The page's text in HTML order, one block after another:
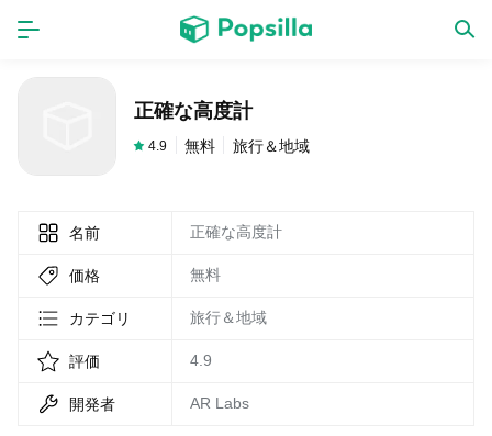
新作
LINE無料スタンプ
正確な高度計
4.9 無料 旅行＆地域
名前 正確な高度計
価格 無料
カテゴリ 旅行＆地域
評価 4.9
開発者 AR Labs